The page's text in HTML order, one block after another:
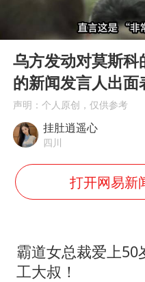
要
“天
Play
乌方发动对莫斯
的新闻发言人出面
声明：个人原创，仅供参考
挂肚逍遥心
四川
打开网易新
霸道女总裁爱上50
工大叔！